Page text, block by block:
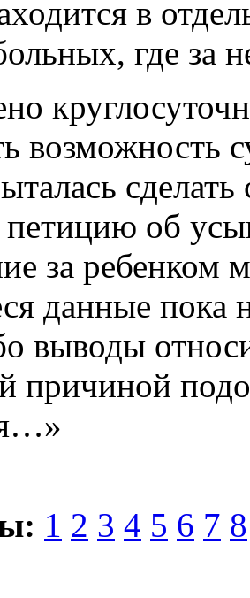
в
где за
возможность
сделать
об
за ребенком
данные пока
выводы
причиной
1 2 3 4 5 6 7 8